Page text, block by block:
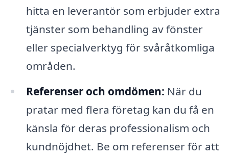
hitta en leverantör som erbjuder extra
tjänster som behandling av fönster
eller specialverktyg för svåråtkomliga
områden.
Referenser och omdömen: När du
pratar med flera företag kan du få en
känsla för deras professionalism och
kundnöjdhet. Be om referenser för att